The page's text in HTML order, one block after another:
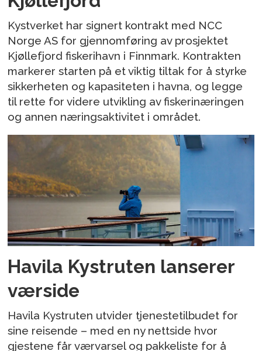
Kystverket har signert kontrakt med NCC
Norge AS for gjennomføring av prosjektet
Kjøllefjord fiskerihavn i Finnmark. Kontrakten
markerer starten på et viktig tiltak for å styrke
sikkerheten og kapasiteten i havna, og legge
til rette for videre utvikling av fiskerinæringen
og annen næringsaktivitet i området.
Havila Kystruten lanserer
værside
Havila Kystruten utvider tjenestetilbudet for
sine reisende – med en ny nettside hvor
gjestene får værvarsel og pakkeliste for å